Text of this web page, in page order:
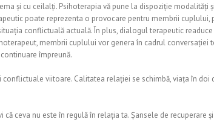
și cu ceilalți. Psihoterapia vă pune la dispoziție modalități
poate reprezenta o provocare pentru membrii cuplului,
conflictuală actuală. În plus, dialogul terapeutic
membrii cuplului vor genera în cadrul
împreună.
viitoare. Calitatea relației se schimbă, viața în doi
ceva nu este în regulă în relația ta. Șansele de recuperare